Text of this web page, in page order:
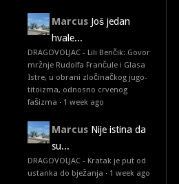
Marcus Još jedan
hvale...
DRAGOVOLJAC - Lili Benčik: Govor
mržnje Rudolfa Frančule i Glasa
Istre, u obrani zločinačkog jugo-
titoizma, odnosno crvenog
fašizma · 1 week ago
Marcus Nije istina da
su...
DRAGOVOLJAC - Kratak je put od
ustanka do bježanja · 1 week ago